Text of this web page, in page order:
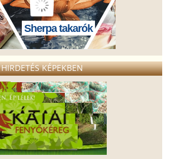
Sherpa takarók
HIRDETÉS KÉPEKBEN